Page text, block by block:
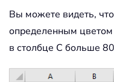
Вы можете видеть,
определенным цветом
в столбце C больше